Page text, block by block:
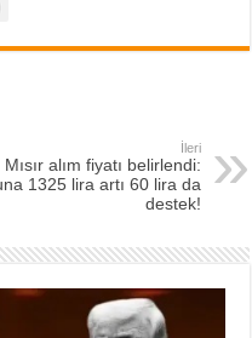
İleri
Mısır alım fiyatı belirlendi:
1325 lira artı 60 lira da
destek!